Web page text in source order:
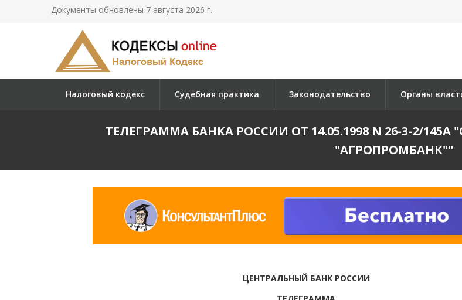
Документы обновлены 7 августа 2026 г.
Налоговый кодекс Судебная практика Законодательство Органы
ТЕЛЕГРАММА БАНКА РОССИИ ОТ 14.05.1998 N 26-3-2/
"АГРОПРОМБАНК""
ЦЕНТРАЛЬНЫЙ БАНК РОССИИ